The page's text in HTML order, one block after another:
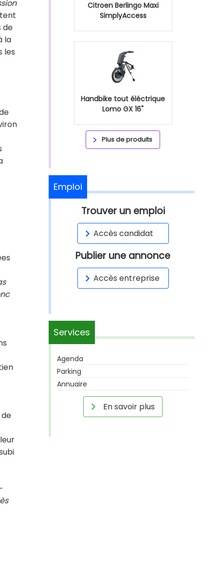
de
la
les
Citroen Berlingo Maxi
SimplyAccess
Handbike tout éléctrique
Lomo GX 16"
Plus de produits
Emploi
Trouver un emploi
Accès candidat
Publier une annonce
Accès entreprise
Services
Agenda
Parking
Annuaire
En savoir plus